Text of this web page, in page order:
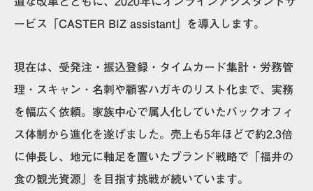
ービス「CASTER BIZ assistant」を導入します。
現在は、受発注・振込登録・タイムカード集計・労務管
理・スキャン・名刺や顧客ハガキのリスト化まで、実務
を幅広く依頼。家族中心で属人化していたバックオフィ
ス体制から進化を遂げました。 売上も5年ほどで約2.3倍
に伸長し、地元に軸足を置いたブランド戦略で「福井の
食の観光資源」を目指す挑戦が続いています。